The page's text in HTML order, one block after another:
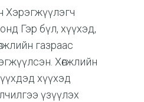
Хэрэгжүүлэгч
Гэр бүл, хүүхэд,
газраас
Хөгжлийн
хүүхэд
үзүүлэх